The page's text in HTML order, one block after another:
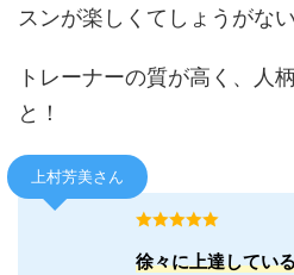
スンが楽しくてしょうがな
トレーナーの質が高く、人
と！
上村芳美さん
徐々に上達してい